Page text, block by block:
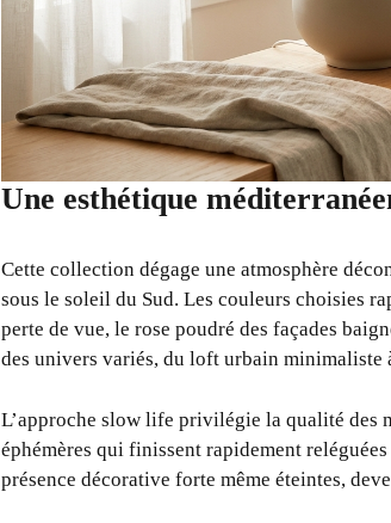
Une esthétique
Cette collection dégage une atmosphère
sous le soleil du Sud. Les couleurs choisies
perte de vue, le rose poudré des façades
des univers variés, du loft urbain minimaliste
L’approche slow life privilégie la qualité des
éphémères qui finissent rapidement
présence décorative forte même éteintes,